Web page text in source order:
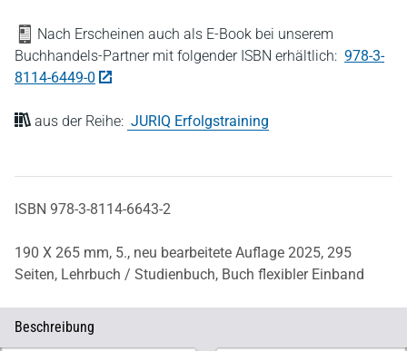
Nach Erscheinen auch als E-Book bei unserem
Buchhandels-Partner mit folgender ISBN erhältlich: 978-3-
8114-6449-0
aus der Reihe: JURIQ Erfolgstraining
ISBN 978-3-8114-6643-2
190 X 265 mm, 5., neu bearbeitete Auflage 2025, 295
Seiten, Lehrbuch / Studienbuch, Buch flexibler Einband
Beschreibung